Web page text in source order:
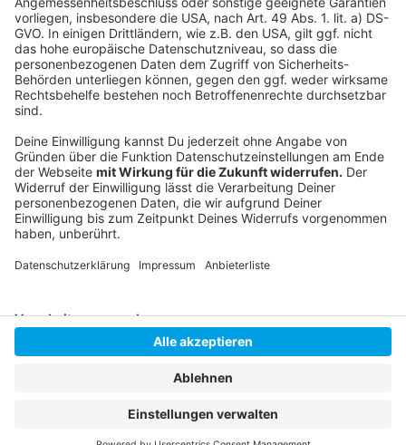
Folge uns für mehr News & Updates:
Anzeige
Instagram |Facebook|WhatsApp-Kanal
Anzeige